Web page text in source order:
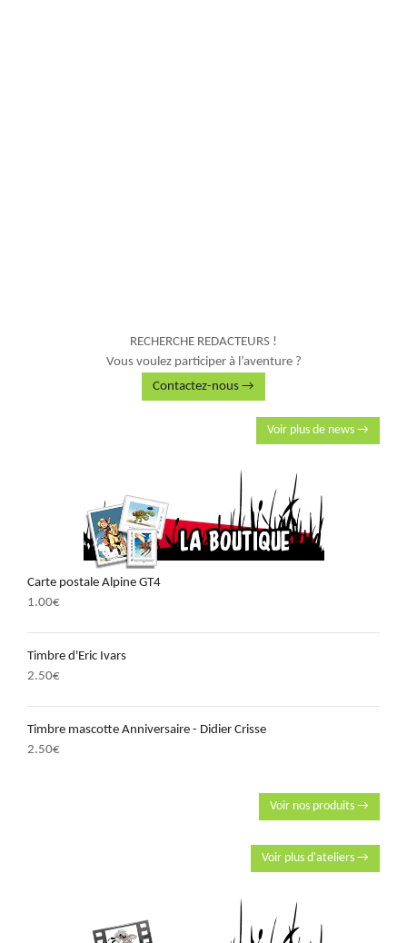
RECHERCHE REDACTEURS !
Vous voulez participer à l’aventure ?
Contactez-nous →
Voir plus de news →
Carte postale Alpine GT4
1.00€
Timbre d'Eric Ivars
2.50€
Timbre mascotte Anniversaire - Didier Crisse
2.50€
Voir nos produits →
Voir plus d'ateliers →